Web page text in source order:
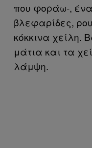
που φοράω-,
βλεφαρίδες,
κόκκινα χείλη.
μάτια και τα
λάμψη.